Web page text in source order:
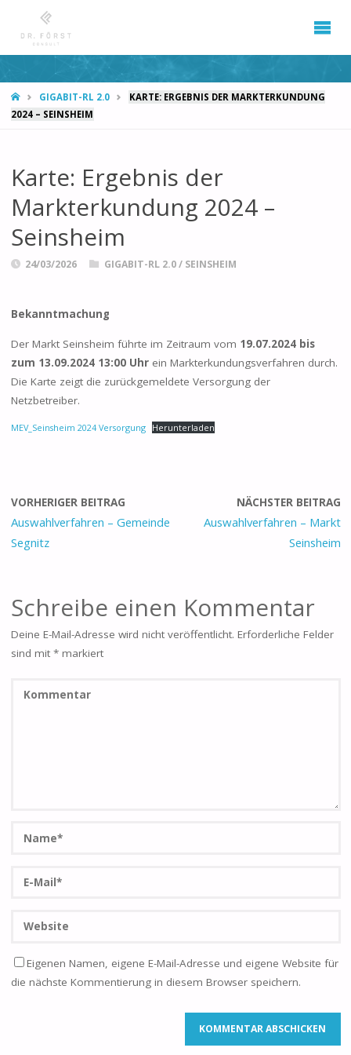
STARTGIGABIT-RL 2.0
KARTE: ERGEBNIS DER MARKTERKUNDUNG
2024 – SEINSHEIM
Karte: Ergebnis der
Markterkundung 2024 –
Seinsheim
24/03/2026 GIGABIT-RL 2.0/ SEINSHEIM
Bekanntmachung
Der Markt Seinsheim führte im Zeitraum vom 19.07.2024 bis
zum 13.09.2024 13:00 Uhrein Markterkundungsverfahren durch.
Die Karte zeigt die zurückgemeldete Versorgung der
Netzbetreiber.
MEV_Seinsheim 2024 Versorgung Herunterladen
VORHERIGER BEITRAG
Auswahlverfahren – Gemeinde
Segnitz
NÄCHSTER BEITRAG
Auswahlverfahren – Markt
Seinsheim
Schreibe einen Kommentar
Deine E-Mail-Adresse wird nicht veröffentlicht. Erforderliche Felder
sind mit *markiert
Eigenen Namen, eigene E-Mail-Adresse und eigene Website für
die nächste Kommentierung in diesem Browser speichern.